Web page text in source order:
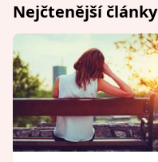
Nejčtenější články